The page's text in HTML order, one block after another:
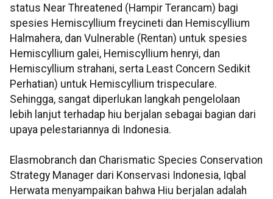
status Near Threatened (Hampir Terancam) bagi
spesies Hemiscyllium freycineti dan Hemiscyllium
Halmahera, dan Vulnerable (Rentan) untuk spesies
Hemiscyllium galei, Hemiscyllium henryi, dan
Hemiscyllium strahani, serta Least Concern Sedikit
Perhatian) untuk Hemiscyllium trispeculare.
Sehingga, sangat diperlukan langkah pengelolaan
lebih lanjut terhadap hiu berjalan sebagai bagian dari
upaya pelestariannya di Indonesia.
Elasmobranch dan Charismatic Species Conservation
Strategy Manager dari Konservasi Indonesia, Iqbal
Herwata menyampaikan bahwa Hiu berjalan adalah